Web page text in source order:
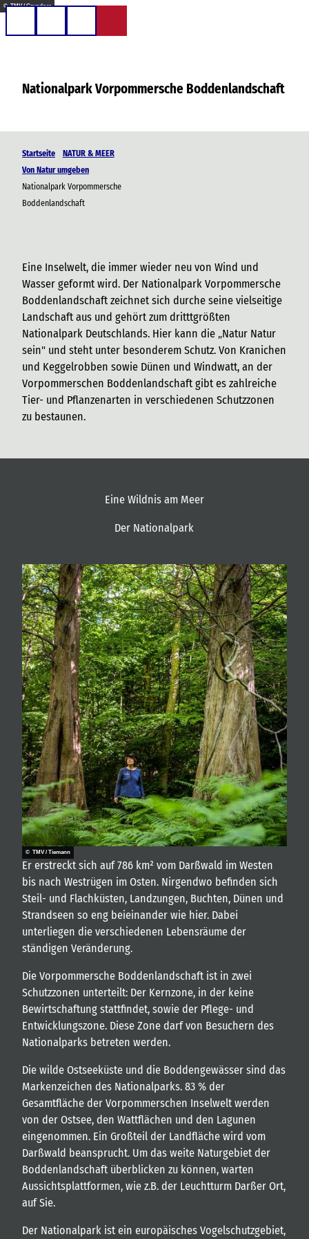
Z© TMV / Grundner
Nationalpark Vorpommersche Boddenlandschaft
Startseite
NATUR & MEER
Von Natur umgeben
Nationalpark Vorpommersche
Boddenlandschaft
Eine Inselwelt, die immer wieder neu von Wind und
Wasser geformt wird. Der Nationalpark Vorpommersche
Boddenlandschaft zeichnet sich durche seine vielseitige
Landschaft aus und gehört zum dritttgrößten
Nationalpark Deutschlands. Hier kann die „Natur Natur
sein" und steht unter besonderem Schutz. Von Kranichen
und Keggelrobben sowie Dünen und Windwatt, an der
Vorpommerschen Boddenlandschaft gibt es zahlreiche
Tier- und Pflanzenarten in verschiedenen Schutzzonen
zu bestaunen.
Eine Wildnis am Meer
Der Nationalpark
© TMV / Tiemann
Er erstreckt sich auf 786 km² vom Darßwald im Westen
bis nach Westrügen im Osten. Nirgendwo befinden sich
Steil- und Flachküsten, Landzungen, Buchten, Dünen und
Strandseen so eng beieinander wie hier. Dabei
unterliegen die verschiedenen Lebensräume der
ständigen Veränderung.
Die Vorpommersche Boddenlandschaft ist in zwei
Schutzzonen unterteilt: Der Kernzone, in der keine
Bewirtschaftung stattfindet, sowie der Pflege- und
Entwicklungszone. Diese Zone darf von Besuchern des
Nationalparks betreten werden.
Die wilde Ostseeküste und die Boddengewässer sind das
Markenzeichen des Nationalparks. 83 % der
Gesamtfläche der Vorpommerschen Inselwelt werden
von der Ostsee, den Wattflächen und den Lagunen
eingenommen. Ein Großteil der Landfläche wird vom
Darßwald beansprucht. Um das weite Naturgebiet der
Boddenlandschaft überblicken zu können, warten
Aussichtsplattformen, wie z.B. der Leuchtturm Darßer Ort,
auf Sie.
Der Nationalpark ist ein europäisches Vogelschutzgebiet,